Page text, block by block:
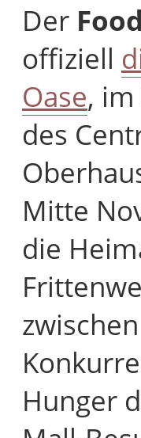
Der
offiziell
Oase,
des
Mitte
die
Hunger